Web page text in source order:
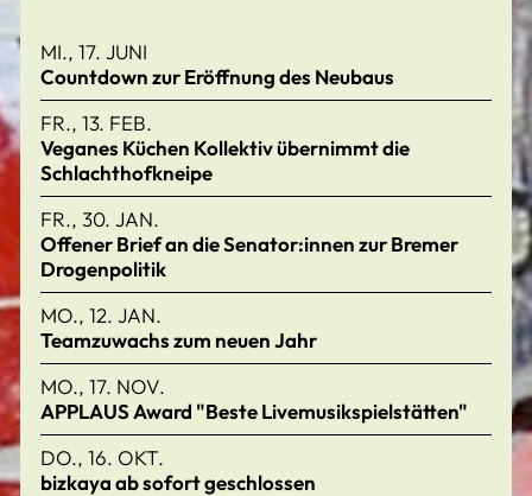
MI., 17. JUNI
Countdown zur Eröffnung des Neubaus
FR., 13. FEB.
Veganes Küchen Kollektiv übernimmt die
Schlachthofkneipe
FR., 30. JAN.
Offener Brief an die Senator:innen zur Bremer
Drogenpolitik
MO., 12. JAN.
Teamzuwachs zum neuen Jahr
MO., 17. NOV.
APPLAUS Award "Beste Livemusikspielstätten"
DO., 16. OKT.
bizkaya ab sofort geschlossen